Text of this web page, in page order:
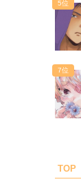
TOP